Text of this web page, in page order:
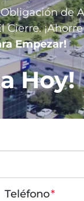
de
Cierre.
Empezar!
Hoy!
Teléfono*